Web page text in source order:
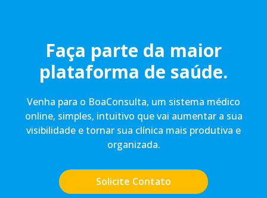
Faça parte da maior
plataforma de saúde.
Venha para o BoaConsulta, um sistema médico
online, simples, intuitivo que vai aumentar a sua
visibilidade e tornar sua clínica mais produtiva e
organizada.
Solicite Contato